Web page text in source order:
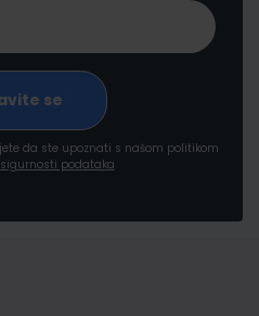
da ste upoznati s našom politikom
podataka